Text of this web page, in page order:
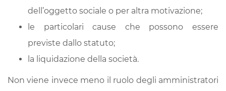
dell’oggetto sociale o per altra motivazione;
le particolari cause che possono essere
previste dallo statuto;
la liquidazione della società.
Non viene invece meno il ruolo degli amministratori